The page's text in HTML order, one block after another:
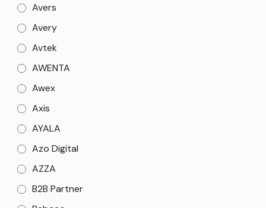
Avers
Avery
Avtek
AWENTA
Awex
Axis
AYALA
Azo Digital
AZZA
B2B Partner